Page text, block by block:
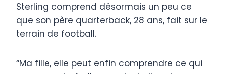
Sterling comprend désormais un peu ce
que son père quarterback, 28 ans, fait sur le
terrain de football.
“Ma fille, elle peut enfin comprendre ce qui